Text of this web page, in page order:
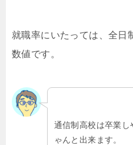
就職率にいたっては、全日
数値です。
通信制高校は卒業し
ゃんと出来ます。